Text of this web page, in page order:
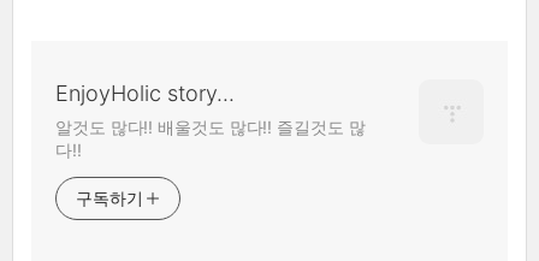
EnjoyHolic story...
알것도 많다!! 배울것도 많다!! 즐길것도 많
다!!
구독하기